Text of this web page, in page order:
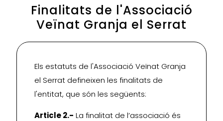
Finalitats de l'Associació
Veïnat Granja el Serrat
Els estatuts de l'Associació Veïnat Granja
el Serrat defineixen les finalitats de
l'entitat, que són les següents:
Article 2.- La finalitat de l’associació és